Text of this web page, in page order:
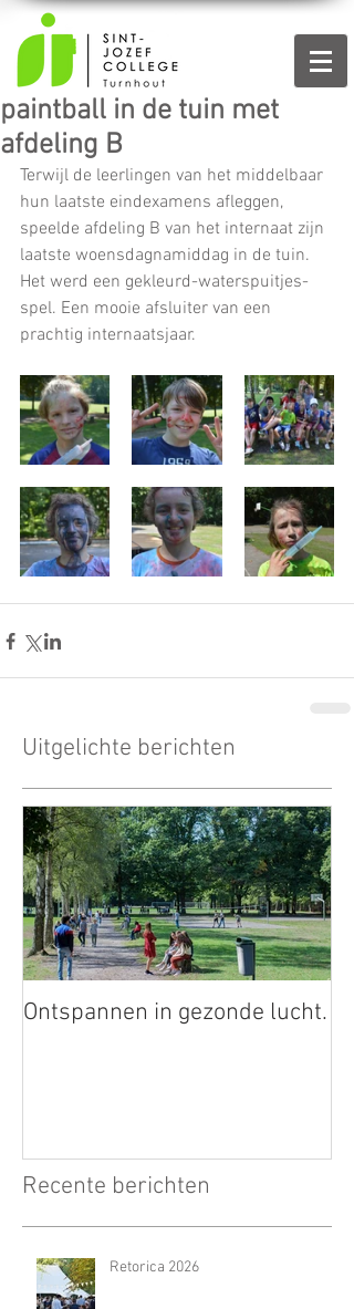
paintball in de tuin met
afdeling B
Terwijl de leerlingen van het middelbaar
hun laatste eindexamens afleggen,
speelde afdeling B van het internaat zijn
laatste woensdagnamiddag in de tuin.
Het werd een gekleurd-waterspuitjes-
spel. Een mooie afsluiter van een
prachtig internaatsjaar.
Uitgelichte berichten
Ontspannen in gezonde lucht.
Recente berichten
Retorica 2026